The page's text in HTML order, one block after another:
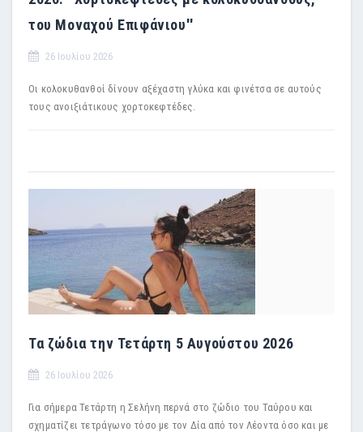
του Μοναχού Επιφάνιου''
26 Ιουλίου 2026
Οι κολοκυθανθοί δίνουν αξέχαστη γλύκα και φινέτσα σε αυτούς
τους ανοιξιάτικους χορτοκεφτέδες.
Τα ζώδια την Τετάρτη 5 Αυγούστου 2026
26 Ιουλίου 2026
Για σήμερα Τετάρτη η Σελήνη περνά στο ζώδιο του Ταύρου και
σχηματίζει τετράγωνο τόσο με τον Δία από τον Λέοντα όσο και με